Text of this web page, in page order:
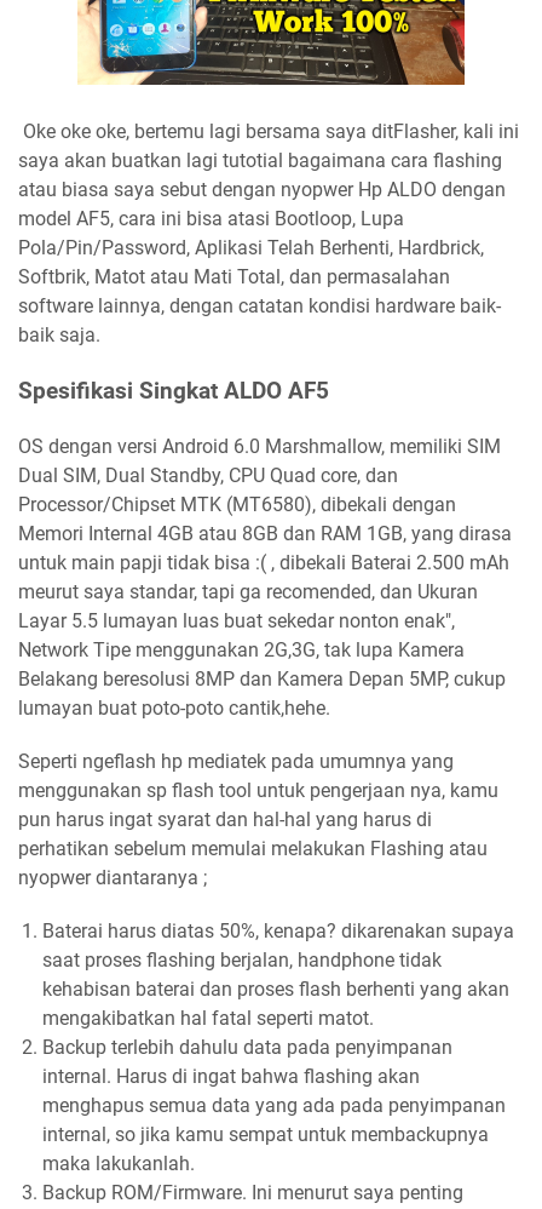
Oke oke oke, bertemu lagi bersama saya ditFlasher, kali ini
saya akan buatkan lagi tutotial bagaimana cara flashing
atau biasa saya sebut dengan nyopwer Hp ALDO dengan
model AF5, cara ini bisa atasi Bootloop, Lupa
Pola/Pin/Password, Aplikasi Telah Berhenti, Hardbrick,
Softbrik, Matot atau Mati Total, dan permasalahan
software lainnya, dengan catatan kondisi hardware baik-
baik saja.
Spesifikasi Singkat ALDO AF5
OS dengan versi Android 6.0 Marshmallow, memiliki SIM
Dual SIM, Dual Standby, CPU Quad core, dan
Processor/Chipset MTK (MT6580), dibekali dengan
Memori Internal 4GB atau 8GB dan RAM 1GB, yang dirasa
untuk main papji tidak bisa :( , dibekali Baterai 2.500 mAh
meurut saya standar, tapi ga recomended, dan Ukuran
Layar 5.5 lumayan luas buat sekedar nonton enak",
Network Tipe menggunakan 2G,3G, tak lupa Kamera
Belakang beresolusi 8MP dan Kamera Depan 5MP, cukup
lumayan buat poto-poto cantik,hehe.
Seperti ngeflash hp mediatek pada umumnya yang
menggunakan sp flash tool untuk pengerjaan nya, kamu
pun harus ingat syarat dan hal-hal yang harus di
perhatikan sebelum memulai melakukan Flashing atau
nyopwer diantaranya ;
Baterai harus diatas 50%, kenapa? dikarenakan supaya
saat proses flashing berjalan, handphone tidak
kehabisan baterai dan proses flash berhenti yang akan
mengakibatkan hal fatal seperti matot.
Backup terlebih dahulu data pada penyimpanan
internal. Harus di ingat bahwa flashing akan
menghapus semua data yang ada pada penyimpanan
internal, so jika kamu sempat untuk membackupnya
maka lakukanlah.
Backup ROM/Firmware. Ini menurut saya penting